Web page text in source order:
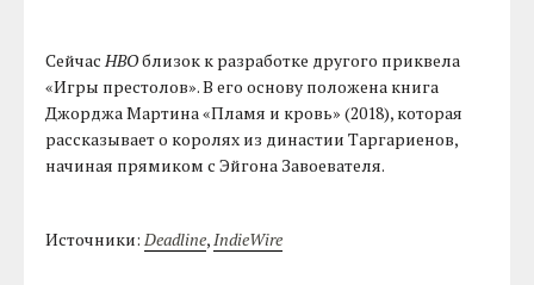
СейчасHBOблизок к разработке другого приквела
«Игры престолов». В его основу положена книга
Джорджа Мартина «Пламя и кровь» (2018), которая
рассказывает о королях из династии Таргариенов,
начиная прямиком с Эйгона Завоевателя.
Источники:Deadline,IndieWire